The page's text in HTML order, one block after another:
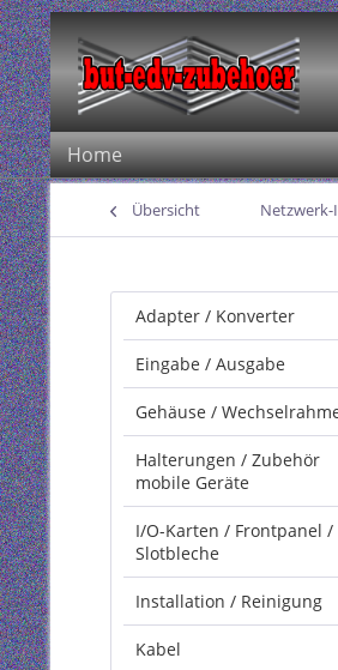
Home
Übersicht
Adapter / Konverter
Eingabe / Ausgabe
Gehäuse /
Halterungen / Zubehör
mobile Geräte
I/O-Karten / Frontpanel /
Slotbleche
Installation / Reinigung
Kabel